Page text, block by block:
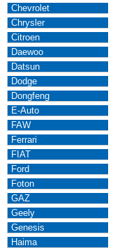
Chevrolet
Chrysler
Citroen
Daewoo
Datsun
Dodge
Dongfeng
E-Auto
FAW
Ferrari
FIAT
Ford
Foton
GAZ
Geely
Genesis
Haima